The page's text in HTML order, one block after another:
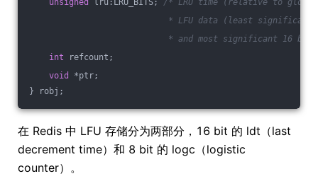
unsigned
lru:LRU_BITS; /* LRU time (relative to
* LFU data (least significant 8 bits
* and most significant 16 bits
int refcount;
void
*ptr;
} robj;
在 Redis 中 LFU 存储分为两部分，16 bit 的 ldt（last
decrement time）和 8 bit 的 logc（logistic
counter）。